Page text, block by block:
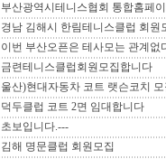
부산광역시테니스협회 통합홈페
경남 김해시 한림테니스클럽 회원
이번 부산오픈은 테사모는 관계없
금련테니스클럽회원모집합니다
울산)현대자동차 코트 랫슨코치 모
덕두클럽 코트 2면 임대합니다
초보입니다.---
김해 명문클럽 회원모집